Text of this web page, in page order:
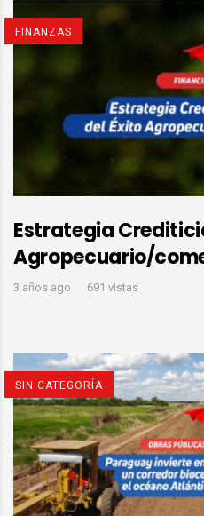
FINANZAS
Estrategia
Agropecuario/
3 años ago 691 vistas
SIN CATEGORÍA